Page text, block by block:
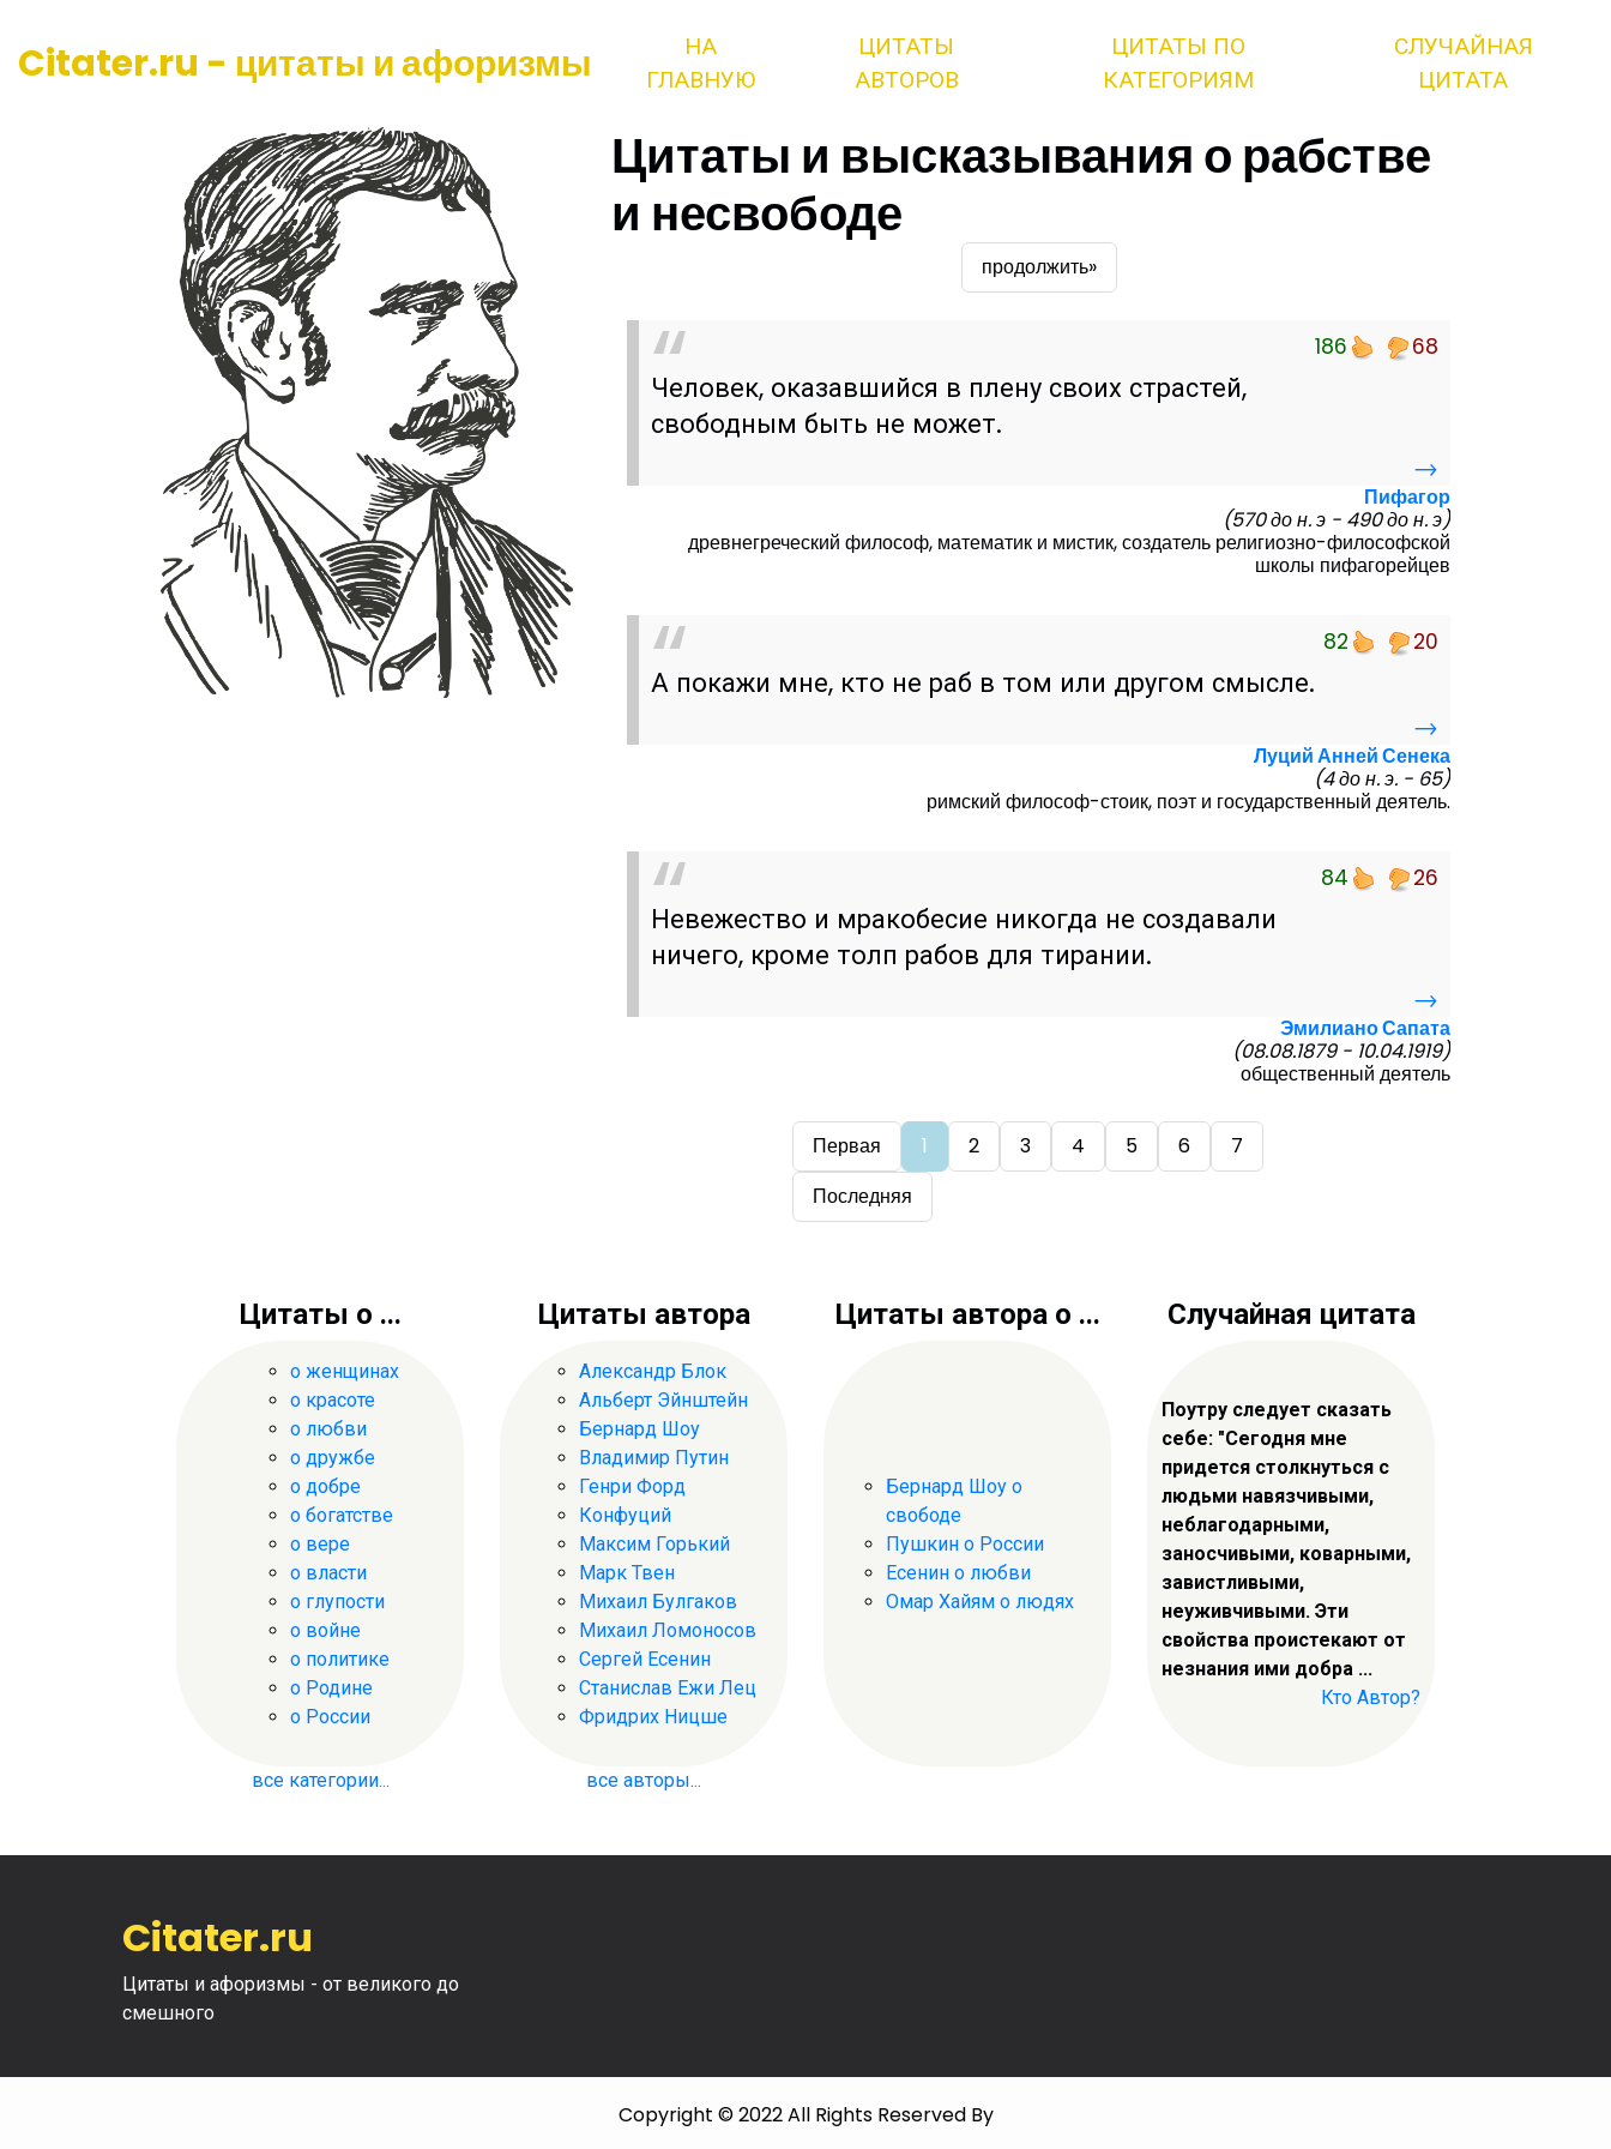
Citater.ru - цитаты и афоризмы
НА
ГЛАВНУЮ
ЦИТАТЫ
АВТОРОВ
ЦИТАТЫ ПО
КАТЕГОРИЯМ
СЛУЧАЙНАЯ
ЦИТАТА
Цитаты и высказывания о рабстве
и несвободе
продолжить»
186 68
Человек, оказавшийся в плену своих страстей,
свободным быть не может.
→
Пифагор
(570 до н. э - 490 до н. э)
древнегреческий философ, математик и мистик, создатель религиозно-философской
школы пифагорейцев
82 20
А покажи мне, кто не раб в том или другом смысле.
→
Луций Анней Сенека
(4 до н. э. - 65)
римский философ-стоик, поэт и государственный деятель.
84 26
Невежество и мракобесие никогда не создавали
ничего, кроме толп рабов для тирании.
→
Эмилиано Сапата
(08.08.1879 - 10.04.1919)
общественный деятель
Первая 1 2 3 4 5 6
7
Последняя
Цитаты о ...
о женщинах
о красоте
о любви
о дружбе
о добре
о богатстве
о вере
о власти
о глупости
о войне
о политике
о Родине
о России
все категории...
Цитаты автора
Александр Блок
Альберт Эйнштейн
Бернард Шоу
Владимир Путин
Генри Форд
Конфуций
Максим Горький
Марк Твен
Михаил Булгаков
Михаил Ломоносов
Сергей Есенин
Станислав Ежи Лец
Фридрих Ницше
все авторы...
Цитаты автора о ...
Бернард Шоу о
свободе
Пушкин о России
Есенин о любви
Омар Хайям о людях
Случайная цитата
Поутру следует сказать
себе: "Сегодня мне
придется столкнуться с
людьми навязчивыми,
неблагодарными,
заносчивыми, коварными,
завистливыми,
неуживчивыми. Эти
свойства проистекают от
незнания ими добра ...
Кто Автор?
Citater.ru
Цитаты и афоризмы - от великого до
смешного
Copyright © 2022 All Rights Reserved By